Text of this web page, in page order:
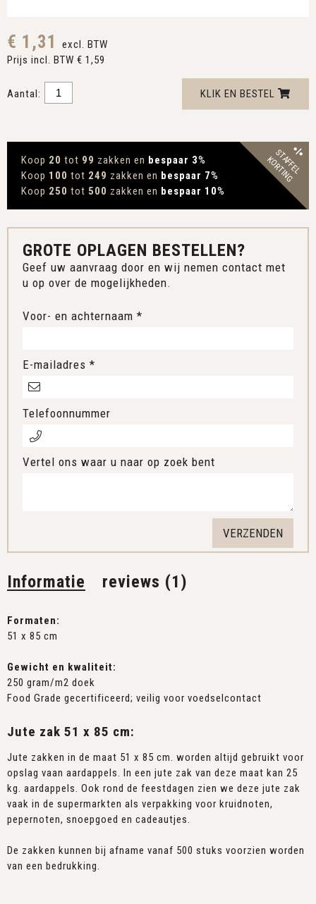
Informatie reviews (1)
Formaten:
51 x 85 cm
Gewicht en kwaliteit:
250 gram/m2 doek
Food Grade gecertificeerd; veilig voor voedselcontact
Jute zak 51 x 85 cm:
Jute zakken in de maat 51 x 85 cm. worden altijd gebruikt voor
opslag vaan aardappels. In een jute zak van deze maat kan 25
kg. aardappels. Ook rond de feestdagen zien we deze jute zak
vaak in de supermarkten als verpakking voor kruidnoten,
pepernoten, snoepgoed en cadeautjes.
De zakken kunnen bij afname vanaf 500 stuks voorzien worden
van een bedrukking.
€ 1,31
excl. BTW
Prijs incl. BTW € 1,59
Aantal: KLIK EN BESTEL
Koop 20 tot 99 zakken en bespaar 3%
Koop 100 tot 249 zakken en bespaar 7%
Koop 250 tot 500 zakken en bespaar 10%
STAFFEL
KORTING
GROTE OPLAGEN BESTELLEN?
Geef uw aanvraag door en wij nemen contact met
u op over de mogelijkheden.
Voor- en achternaam *
E-mailadres *
Telefoonnummer
Vertel ons waar u naar op zoek bent